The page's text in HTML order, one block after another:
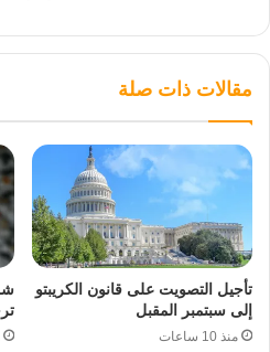
مقالات ذات صلة
تأجيل التصويت على قانون الكريبتو
إلى سبتمبر المقبل
منذ 10 ساعات